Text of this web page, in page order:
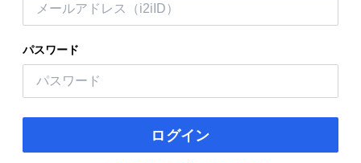
パスワード
ログイン